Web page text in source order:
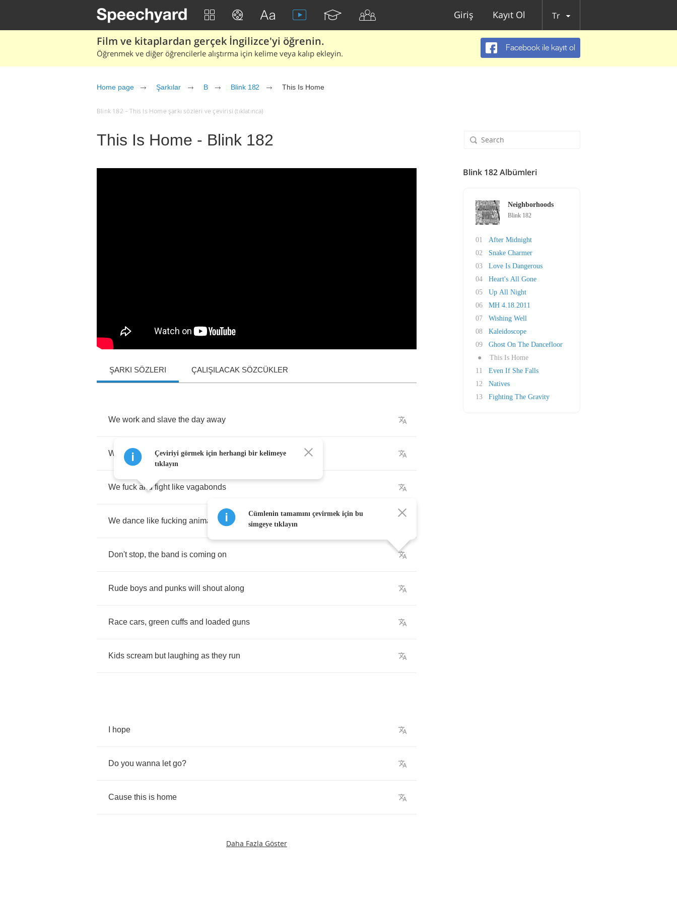
Giriş Kayıt Ol Tr
Film ve kitaplardan gerçek İngilizce'yi öğrenin.
Öğrenmek ve diğer öğrencilerle alıştırma için kelime veya kalıp ekleyin.
Facebook ile kayıt ol
Home page Şarkılar B Blink 182 This Is Home
Blink 182 – This Is Home şarkı sözleri ve çevirisi (tıklatınca)
This Is Home - Blink 182
ŞARKI SÖZLERI ÇALIŞILACAK SÖZCÜKLER
We work and slave the day away
Well raised in perfect families
We fuck and fight like vagabonds
We dance like fucking animals
Don't stop, the band is coming on
Rude boys and punks will shout along
Race cars, green cuffs and loaded guns
Kids scream but laughing as they run
hope
Do you wanna let go?
Cause this is home
Daha Fazla Göster
Çeviriyi görmek için herhangi bir kelimeye
tıklayın
Cümlenin tamamını çevirmek için bu
simgeye tıklayın
Blink 182 Albümleri
Neighborhoods
Blink 182
01
After Midnight
02
Snake Charmer
03
Love Is Dangerous
04
Heart's All Gone
05
Up All Night
06
MH 4.18.2011
07
Wishing Well
08
Kaleidoscope
09
Ghost On The Dancefloor
●
This Is Home
11
Even If She Falls
12
Natives
13
Fighting The Gravity